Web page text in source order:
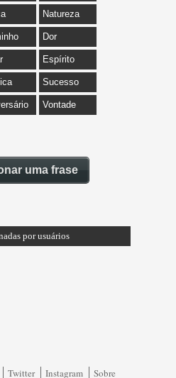
Natureza
Dor
Espírito
Sucesso
Vontade
uma frase
por usuários
Twitter Instagram Sobre